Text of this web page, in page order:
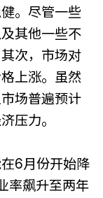
。尽管一些
其他一些不
次，市场对
上涨。虽然
场普遍预计
压力。
6月份开始降
率飙升至两年